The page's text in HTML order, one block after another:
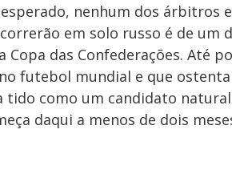
nenhum dos árbitros
em solo russo é de um
Copa das Confederações. Até
futebol mundial e que
tido como um candidato
daqui a menos de dois